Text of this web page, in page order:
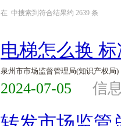
在 中搜索到符合结果约 2639 条
电梯怎么换
泉州市市场监督管理局(知识产权局)
2024-07-05 信